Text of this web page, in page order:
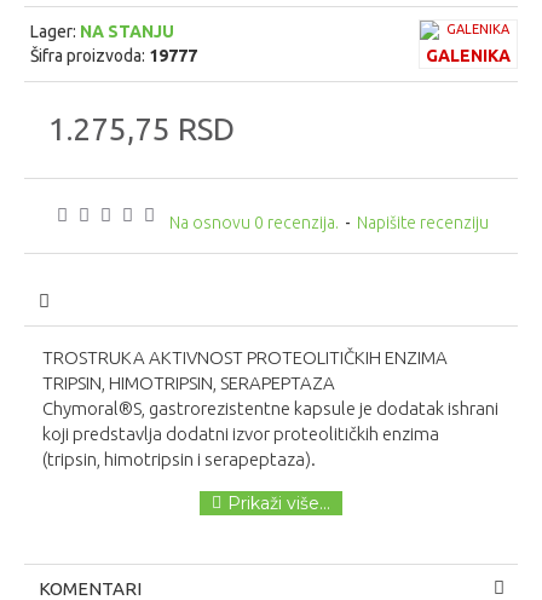
Na osnovu 0 recenzija. - Napišite recenziju
1.275,75 RSD
Lager: NA STANJU
Šifra proizvoda: 19777 GALENIKA
TROSTRUKA AKTIVNOST PROTEOLITIČKIH ENZIMA
TRIPSIN, HIMOTRIPSIN, SERAPEPTAZA
Chymoral®S, gastrorezistentne kapsule je dodatak ishrani
koji predstavlja dodatni izvor proteolitičkih enzima
(tripsin, himotripsin i serapeptaza).
KOMENTARI